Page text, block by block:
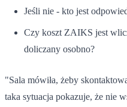
Jeśli nie - kto jest
Czy koszt ZAIKS jest
doliczany osobno?
"Sala mówiła, żeby
taka sytuacja pokazuje, że nie